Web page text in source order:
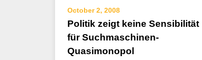
October 2, 2008
Politik zeigt keine Sensibilität
für Suchmaschinen-
Quasimonopol